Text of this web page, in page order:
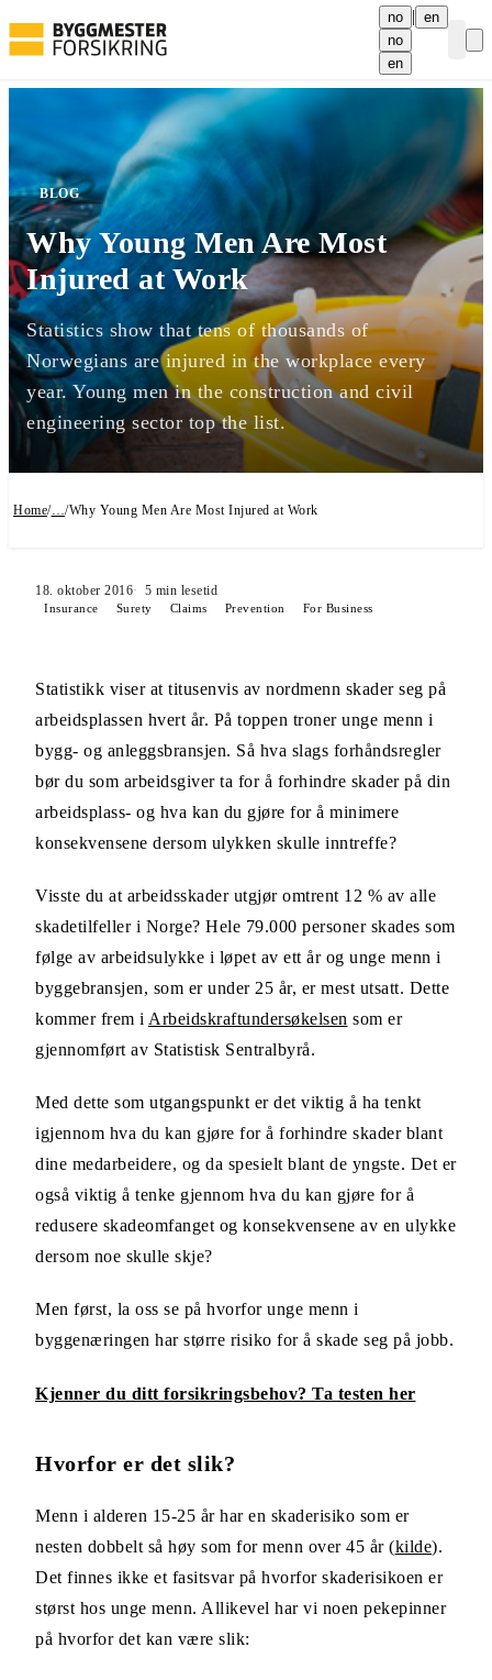
no | en
no
en
BLOG
Why Young Men Are Most
Injured at Work
Statistics show that tens of thousands of
Norwegians are injured in the workplace every
year. Young men in the construction and civil
engineering sector top the list.
Home/…/Why Young Men Are Most Injured at Work
18. oktober 2016 5 min lesetid
Insurance Surety Claims Prevention For Business
Statistikk viser at titusenvis av nordmenn skader seg på
arbeidsplassen hvert år. På toppen troner unge menn i
bygg- og anleggsbransjen. Så hva slags forhåndsregler
bør du som arbeidsgiver ta for å forhindre skader på din
arbeidsplass- og hva kan du gjøre for å minimere
konsekvensene dersom ulykken skulle inntreffe?
Visste du at arbeidsskader utgjør omtrent 12 % av alle
skadetilfeller i Norge? Hele 79.000 personer skades som
følge av arbeidsulykke i løpet av ett år og unge menn i
byggebransjen, som er under 25 år, er mest utsatt. Dette
kommer frem i Arbeidskraftundersøkelsen som er
gjennomført av Statistisk Sentralbyrå.
Med dette som utgangspunkt er det viktig å ha tenkt
igjennom hva du kan gjøre for å forhindre skader blant
dine medarbeidere, og da spesielt blant de yngste. Det er
også viktig å tenke gjennom hva du kan gjøre for å
redusere skadeomfanget og konsekvensene av en ulykke
dersom noe skulle skje?
Men først, la oss se på hvorfor unge menn i
byggenæringen har større risiko for å skade seg på jobb.
Kjenner du ditt forsikringsbehov? Ta testen her
Hvorfor er det slik?
Menn i alderen 15-25 år har en skaderisiko som er
nesten dobbelt så høy som for menn over 45 år (kilde).
Det finnes ikke et fasitsvar på hvorfor skaderisikoen er
størst hos unge menn. Allikevel har vi noen pekepinner
på hvorfor det kan være slik: